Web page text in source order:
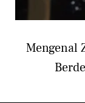
Mengenal